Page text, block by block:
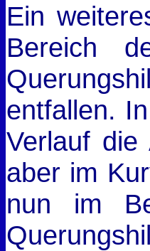
Ein
Bereich
entfallen.
Verlauf die
aber im
nun im